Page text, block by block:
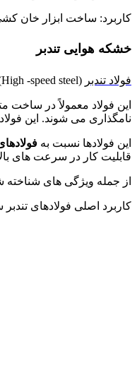
کاربرد: ساخت ابزار خان
خشکه هوایی تندبر
فولاد تندبر (High -speed steel) در اصطلاح به اختصار HSS می گویند. زیر مجموعه ای از فولادهای ابزاری است که معمولاً جهت ساخت ابزارهای برشی از آن استفاده می شود.
نامگذاری می شوند. این
این فولادها نسبت به
قابلیت کار در سرعت های
از جمله ویژگی های شناخته شده فولادهای تندبر داشتن سختی (معمولاً
کاربرد اصلی فولادهای